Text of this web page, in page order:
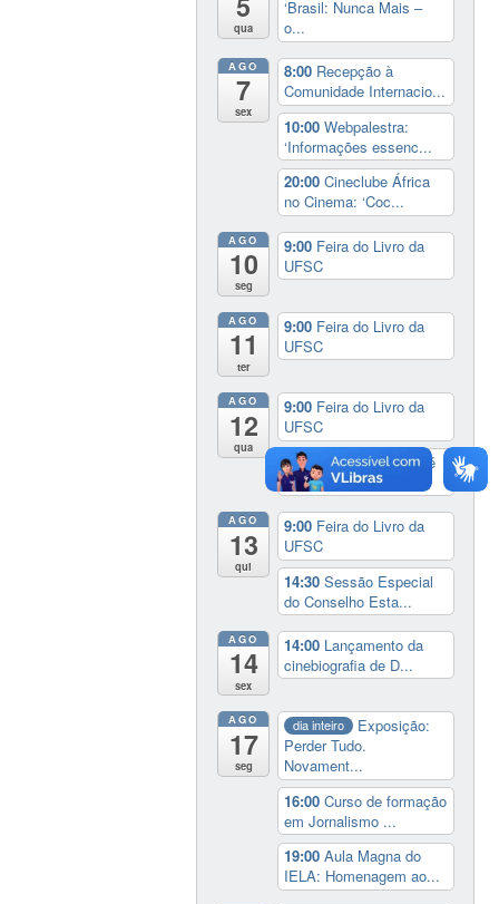
qua
‘Brasil: Nunca Mais –
o...
AGO
7
sex
8:00 Recepção à
Comunidade Internacio...
10:00Webpalestra:
‘Informações essenc...
20:00Cineclube África
no Cinema: ‘Coc...
AGO
10
seg
9:00 Feira do Livro da
UFSC
AGO
11
ter
9:00 Feira do Livro da
UFSC
AGO
12
qua
9:00 Feira do Livro da
UFSC
17:00 3º Prêmio Zahidé
Muzart
AGO
13
qui
9:00 Feira do Livro da
UFSC
14:30Sessão Especial
do Conselho Esta...
AGO
14
sex
14:00 Lançamento da
cinebiografia de D...
AGO
17
seg
dia inteiro
Exposição:
Perder Tudo.
Novament...
16:00Curso de formação
em Jornalismo ...
19:00Aula Magna do
IELA: Homenagem ao...